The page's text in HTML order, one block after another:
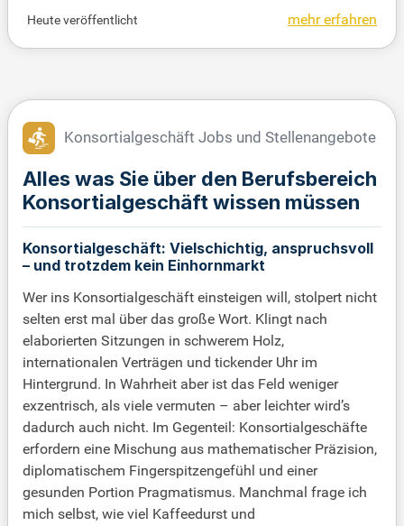
Fragestellungen ermöglicht eine reibungslose Absti
mmung mit Kunden, Anwälten und Banken. Zudem
beraten Sie unsere Kreditanalyse zu nationalen un
ufgaben. Diese befristete Position ist bis zum 31.1
2.2027 ausgeschrieben und bietet eine spannende
Herausforderung im Finanzsektor.
mehr erfahren
Heute veröffentlicht
Konsortialgeschäft Jobs und Stellenangebote
Alles was Sie über den Berufsbereich
Konsortialgeschäft wissen müssen
Konsortialgeschäft: Vielschichtig, anspruchsvoll
– und trotzdem kein Einhornmarkt
Wer ins Konsortialgeschäft einsteigen will, stolpert nicht
selten erst mal über das große Wort. Klingt nach
elaborierten Sitzungen in schwerem Holz,
internationalen Verträgen und tickender Uhr im
Hintergrund. In Wahrheit aber ist das Feld weniger
exzentrisch, als viele vermuten – aber leichter wird’s
dadurch auch nicht. Im Gegenteil: Konsortialgeschäfte
erfordern eine Mischung aus mathematischer Präzision,
diplomatischem Fingerspitzengefühl und einer
gesunden Portion Pragmatismus. Manchmal frage ich
mich selbst, wie viel Kaffeedurst und